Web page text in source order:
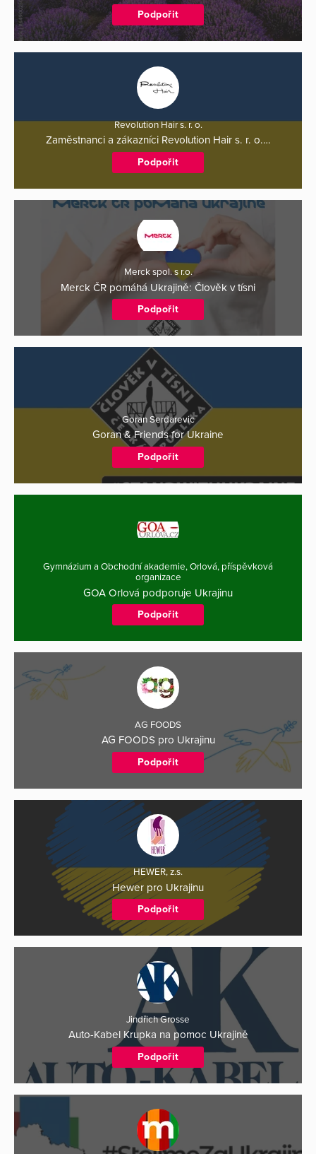
Podpořit
Revolution Hair s. r. o.
Zaměstnanci a zákazníci Revolution Hair s. r. o.…
Podpořit
Merck spol. s r.o.
Merck ČR pomáhá Ukrajině: Člověk v tísni
Podpořit
Goran Serdarevic
Goran & Friends for Ukraine
Podpořit
Gymnázium a Obchodní akademie, Orlová, příspěvková
organizace
GOA Orlová podporuje Ukrajinu
Podpořit
AG FOODS
AG FOODS pro Ukrajinu
Podpořit
HEWER, z.s.
Hewer pro Ukrajinu
Podpořit
Jindřich Grosse
Auto-Kabel Krupka na pomoc Ukrajině
Podpořit